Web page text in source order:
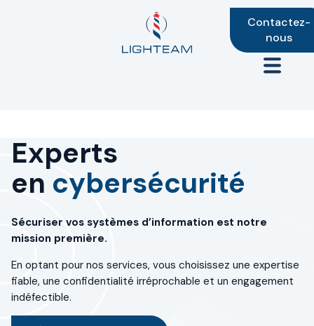
Contactez-
nous
Experts
en cybersécurité
Sécuriser vos systèmes d’information est notre
mission première.
En optant pour nos services, vous choisissez une expertise
fiable, une confidentialité irréprochable et un engagement
indéfectible.